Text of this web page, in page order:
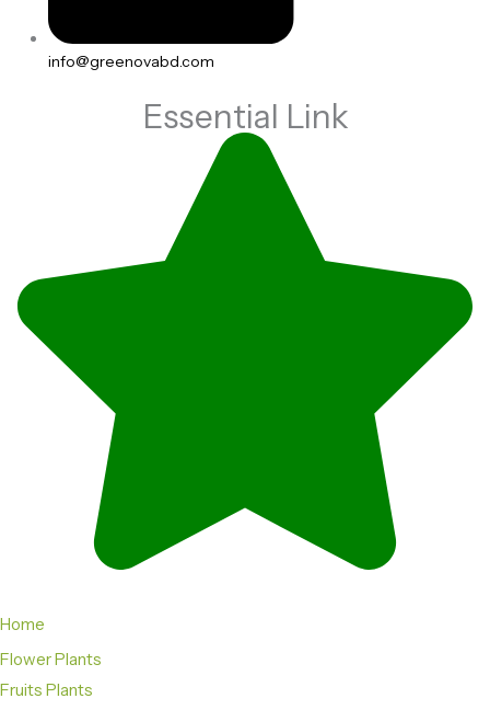
info@greenovabd.com
Essential Link
Home
Flower Plants
Fruits Plants